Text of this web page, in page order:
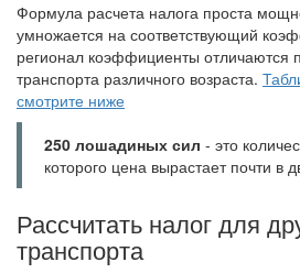
Формула расчета налога проста
умножается на соответствующий
регионал коэффициенты отличаются
транспорта различного возраста.
смотрите ниже
250 лошадиных сил - это
которого цена вырастает почти в
Рассчитать налог для
транспорта